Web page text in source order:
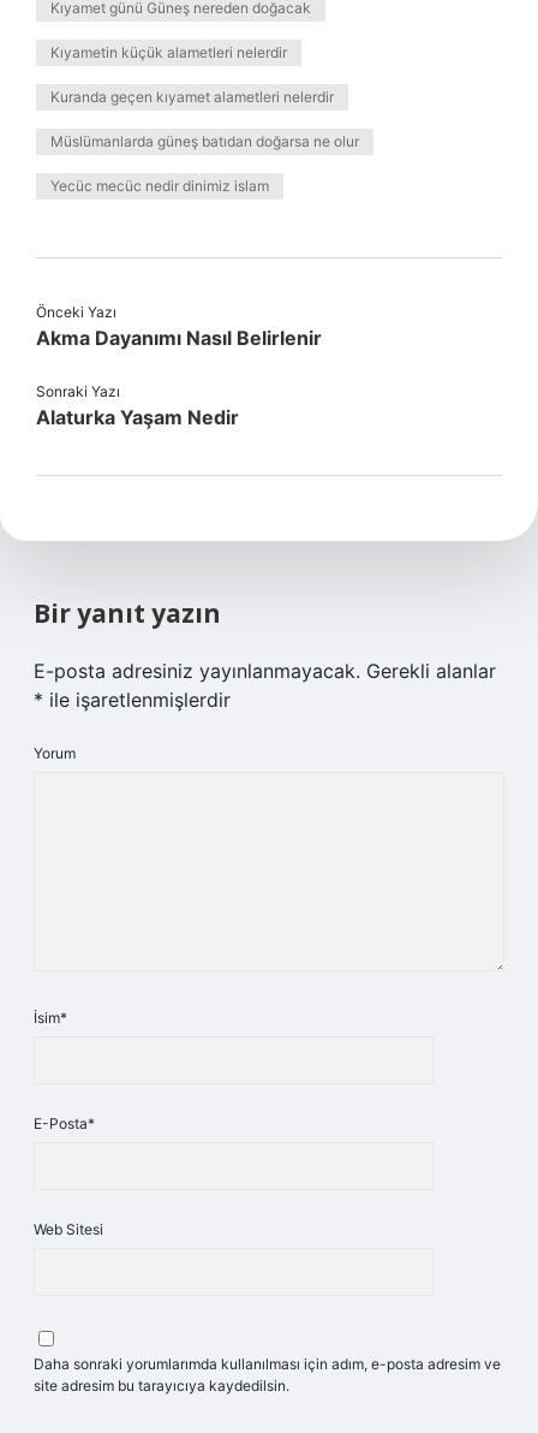
Kıyamet günü Güneş nereden doğacak
Kıyametin küçük alametleri nelerdir
Kuranda geçen kıyamet alametleri nelerdir
Müslümanlarda güneş batıdan doğarsa ne olur
Yecüc mecüc nedir dinimiz islam
Önceki Yazı
Akma Dayanımı Nasıl Belirlenir
Sonraki Yazı
Alaturka Yaşam Nedir
Bir yanıt yazın
E-posta adresiniz yayınlanmayacak. Gerekli alanlar
* ile işaretlenmişlerdir
Yorum
İsim*
E-Posta*
Web Sitesi
Daha sonraki yorumlarımda kullanılması için adım, e-posta adresim ve
site adresim bu tarayıcıya kaydedilsin.